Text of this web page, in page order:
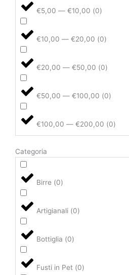
€5,00 — €10,00 (0)
€10,00 — €20,00 (0)
€20,00 — €50,00 (0)
€50,00 — €100,00 (0)
€100,00 — €200,00 (0)
Categoria
Birre (0)
Artigianali (0)
Bottiglia (0)
Fusti in Pet (0)